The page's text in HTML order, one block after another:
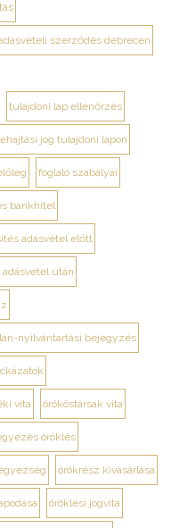
szerződés debrecen
tulajdoni lap ellenőrzés
jog tulajdoni lapon
foglaló szabályai
bankhitel
adásvétel előtt
után
nyilvántartási bejegyzés
vita örököstársak vita
öröklés
örökrész kivásárlása
öröklési jogvita